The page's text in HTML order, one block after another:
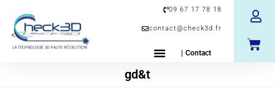
09 67 17 78 18
contact@check3d.fr
| Contact
gd&t